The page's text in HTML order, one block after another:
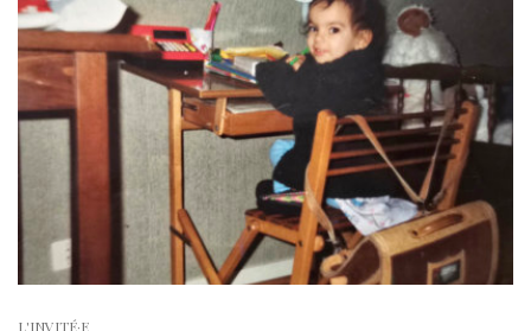
L'INVITÉ·E